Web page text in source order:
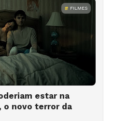
FILMES
estar na
o novo terror da